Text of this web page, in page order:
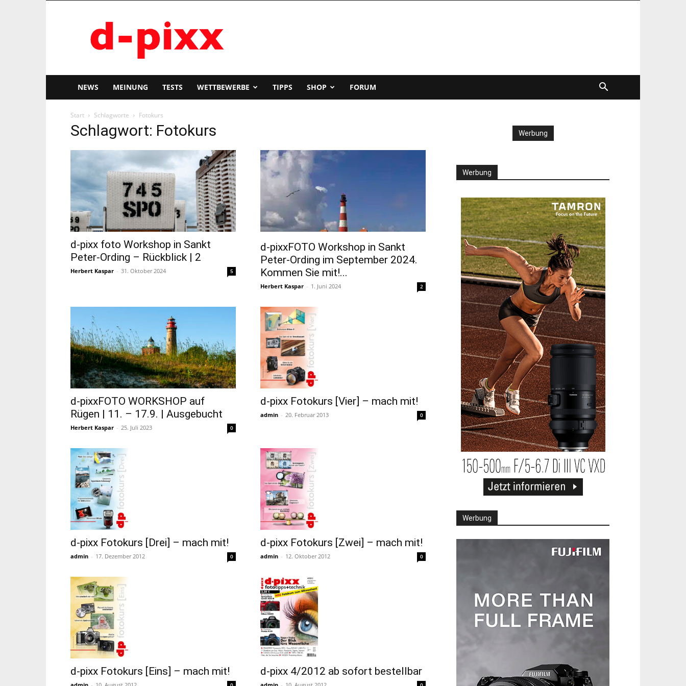
pixx
NEWS MEINUNG TESTS WETTBEWERBE TIPPS SHOP FORUM
Start Schlagworte Fotokurs
Schlagwort: Fotokurs
d-pixx foto Workshop in Sankt
Peter-Ording – Rückblick | 2
Herbert Kaspar - 31. Oktober 2024 5
d-pixxFOTO Workshop in Sankt
Peter-Ording im September 2024.
Kommen Sie mit!...
Herbert Kaspar - 1. Juni 2024 2
d-pixxFOTO WORKSHOP auf
Rügen | 11. – 17.9. | Ausgebucht
Herbert Kaspar - 25. Juli 2023 0
d-pixx Fotokurs [Vier] – mach mit!
admin - 20. Februar 2013 0
d-pixx Fotokurs [Drei] – mach mit!
admin - 17. Dezember 2012 0
d-pixx Fotokurs [Zwei] – mach mit!
admin - 12. Oktober 2012 0
d-pixx Fotokurs [Eins] – mach mit! d-pixx 4/2012 ab sofort bestellbar
Werbung
Werbung
Werbung